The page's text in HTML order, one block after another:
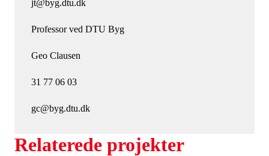
jt@byg.dtu.dk
Professor ved DTU Byg
Geo Clausen
31 77 06 03
gc@byg.dtu.dk
Relaterede projekter